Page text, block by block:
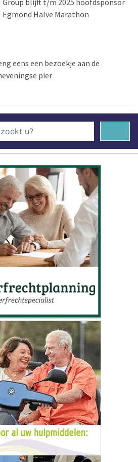
Group blijft t/m 2025 hoofdsponsor
Egmond Halve Marathon
eens een bezoekje aan de
pier